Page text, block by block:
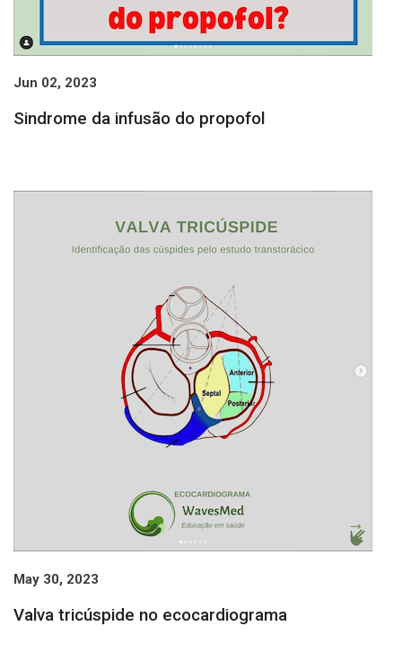
Jun 02, 2023
Sindrome da infusão do propofol
May 30, 2023
Valva tricúspide no ecocardiograma